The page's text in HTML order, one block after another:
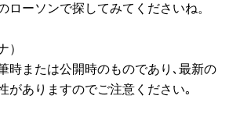
ローソンで探してみてくださいね。
）
時または公開時のものであり､最新の
がありますのでご注意ください｡